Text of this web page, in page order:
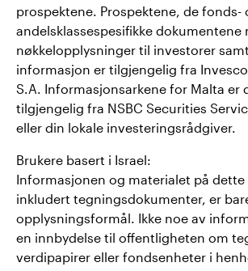
prospektene. Prospektene, de fonds-
andelsklassespesifikke dokumentene
nøkkelopplysninger til investorer
informasjon er tilgjengelig fra
S.A. Informasjonsarkene for Malta er
tilgjengelig fra NSBC Securities
eller din lokale investeringsrådgiver.
Brukere basert i Israel:
Informasjonen og materialet på
inkludert tegningsdokumenter, er
opplysningsformål. Ikke noe av
en innbydelse til offentligheten om
verdipapirer eller fondsenheter i